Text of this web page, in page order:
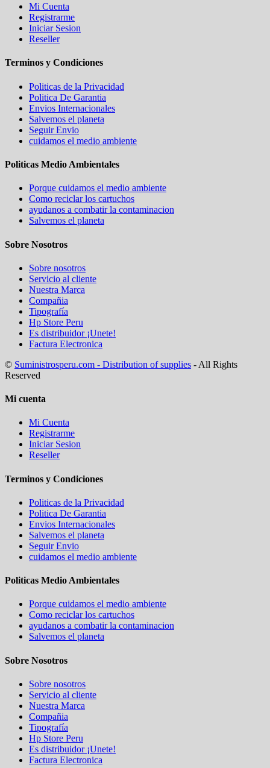
Mi Cuenta
Registrarme
Iniciar Sesion
Reseller
Terminos y Condiciones
Politicas de la Privacidad
Politica De Garantia
Envios Internacionales
Salvemos el planeta
Seguir Envio
cuidamos el medio ambiente
Politicas Medio Ambientales
Porque cuidamos el medio ambiente
Como reciclar los cartuchos
ayudanos a combatir la contaminacion
Salvemos el planeta
Sobre Nosotros
Sobre nosotros
Servicio al cliente
Nuestra Marca
Compañia
Tipografía
Hp Store Peru
Es distribuidor ¡Unete!
Factura Electronica
© Suministrosperu.com - Distribution of supplies - All Rights
Reserved
Mi cuenta
Mi Cuenta
Registrarme
Iniciar Sesion
Reseller
Terminos y Condiciones
Politicas de la Privacidad
Politica De Garantia
Envios Internacionales
Salvemos el planeta
Seguir Envio
cuidamos el medio ambiente
Politicas Medio Ambientales
Porque cuidamos el medio ambiente
Como reciclar los cartuchos
ayudanos a combatir la contaminacion
Salvemos el planeta
Sobre Nosotros
Sobre nosotros
Servicio al cliente
Nuestra Marca
Compañia
Tipografía
Hp Store Peru
Es distribuidor ¡Unete!
Factura Electronica